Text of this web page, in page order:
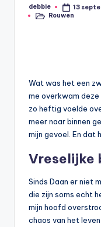
Geplaatst
door
debbie 13
Geplaatst
Rouwen
Wat was het een
me overkwam
zo heftig voelde
meer naar binnen
mijn gevoel. En dat
Vreselijke
Sinds Daan er niet
die zijn soms echt
mijn hoofd
chaos van het